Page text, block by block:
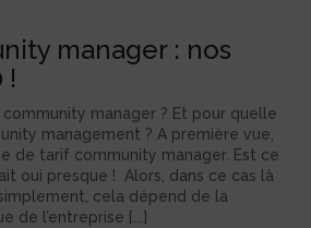
manager : nos
!
community manager ? Et pour quelle
management ? A première vue,
de tarif community manager. Est ce
oui presque ! Alors, dans ce cas là
cela dépend de la
de l’entreprise [...]